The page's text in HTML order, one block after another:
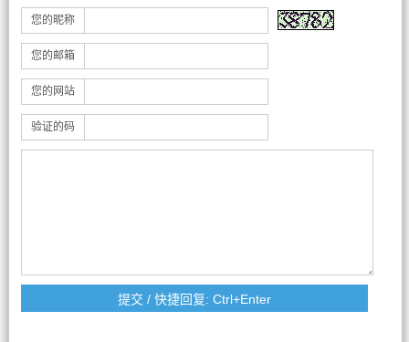
您的昵称
您的邮箱
您的网站
验证的码